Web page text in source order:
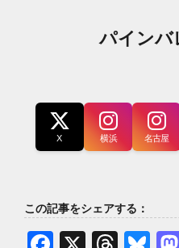
パインバ
X 横浜 名古屋
この記事をシェアする：